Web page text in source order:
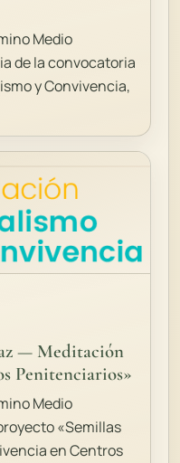
Medio
de la convocatoria
y Convivencia,
— Meditación
Penitenciarios»
Medio
«Semillas
en Centros